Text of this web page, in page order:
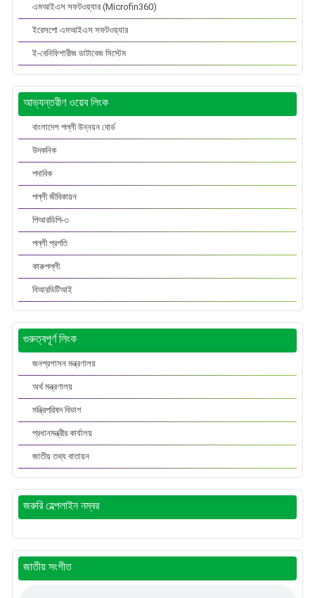
এমআইএস সফটওয়্যার (Microfin360)
ইরেসপো এমআইএস সফটওয়্যার
ই-বেনিফিশারীজ ডাটাবেজ সিস্টেম
আভ্যন্তরীণ ওয়েব লিংক
বাংলাদেশ পল্লী উন্নয়ন বোর্ড
উদকনিক
পদাবিক
পল্লী জীবিকায়ন
পিআরডিপি-৩
পল্লী প্রগতি
কারুপল্লী
বিআরডিটিআই
গুরুত্বপূর্ণ লিংক
জনপ্রশাসন মন্ত্রণালয়
অর্থ মন্ত্রণালয়
মন্ত্রিপরিষদ বিভাগ
প্রধানমন্ত্রীর কার্যালয়
জাতীয় তথ্য বাতায়ন
জরুরি হেল্পলাইন নম্বর
জাতীয় সংগীত